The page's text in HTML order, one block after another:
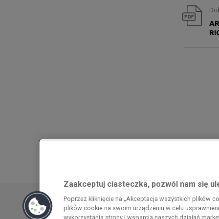
energochłonnego związana z cenami
pomoc w ramach programu rządowego
Zaakceptuj ciasteczka, pozwól nam się
Poprzez kliknięcie na „Akceptacja wszystkich plików
plików cookie na swoim urządzeniu w celu
wykorzystania strony i wsparcia naszych działań